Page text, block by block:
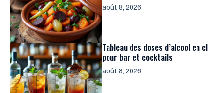
août 8, 2026
Tableau des doses d’alcool en cl
pour bar et cocktails
août 8, 2026